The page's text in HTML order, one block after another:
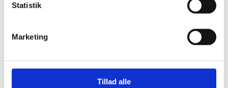
Statistik
Marketing
Tillad alle